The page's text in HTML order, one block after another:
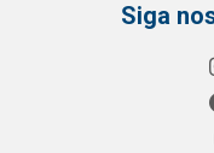
Siga